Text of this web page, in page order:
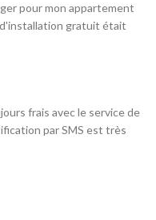
pour mon appartement
d'installation gratuit était
frais avec le service de
par SMS est très